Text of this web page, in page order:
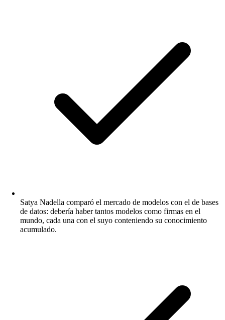
Satya Nadella comparó el mercado de modelos con el de bases
de datos: debería haber tantos modelos como firmas en el
mundo, cada una con el suyo conteniendo su conocimiento
acumulado.